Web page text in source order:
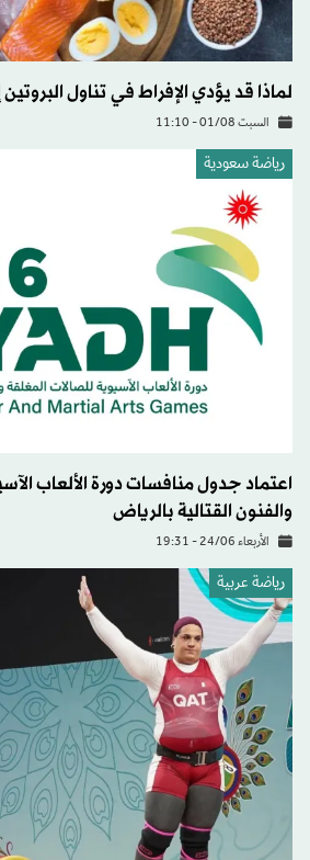
لماذا قد يؤدي الإفراط في تناول
السبت 01/08 - 11:10
رياضة سعودية
اعتماد جدول منافسات دورة الألعاب
والفنون القتالية بالرياض
الأربعاء 24/06 - 19:31
رياضة عربية